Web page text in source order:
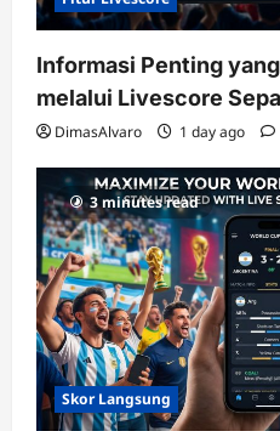
Informasi Penting
melalui Livescore
DimasAlvaro 1 day ago
3 minutes read
Skor Langsung